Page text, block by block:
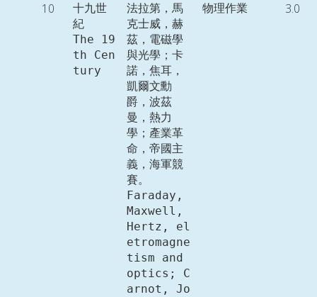
10
十九世
紀
The 19
th Cen
tury
法拉第，馬
克士威，赫
茲，電磁學
與光學；卡
諾，焦耳，
凱爾文勳
爵，波茲
曼，熱力
學；產業革
命，帝國主
義，海軍競
賽。
Faraday,
Maxwell,
Hertz, el
etromagne
tism and
optics; C
arnot, Jo
物理作業 3.0